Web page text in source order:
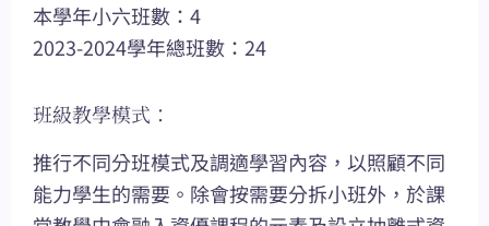
本學年小六班數：4
2023-2024學年總班數：24
班級教學模式：
推行不同分班模式及調適學習內容，以照顧不同
能力學生的需要。除會按需要分拆小班外，於課